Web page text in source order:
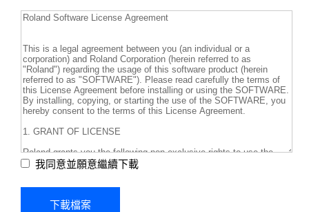
我同意並願意繼續下載